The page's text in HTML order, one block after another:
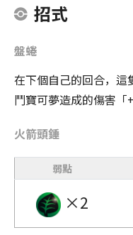
招式
盤蜷
在下個自己的回合，這
鬥寶可夢造成的傷害「
火箭頭錘
弱點
×2